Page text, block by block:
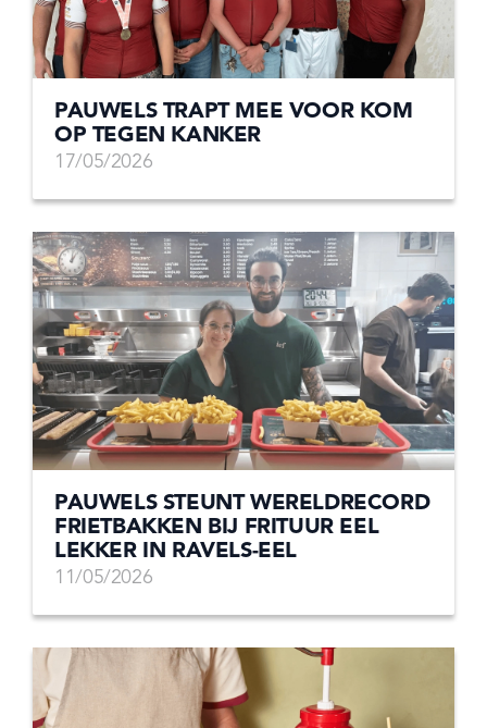
PAUWELS TRAPT MEE VOOR KOM
OP TEGEN KANKER
17/05/2026
PAUWELS STEUNT WERELDRECORD
FRIETBAKKEN BIJ FRITUUR EEL
LEKKER IN RAVELS-EEL
11/05/2026